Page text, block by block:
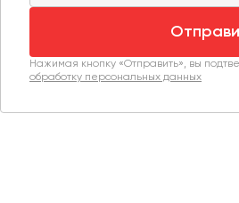
Нажимая кнопку «Отправить», вы
обработку персональных данных